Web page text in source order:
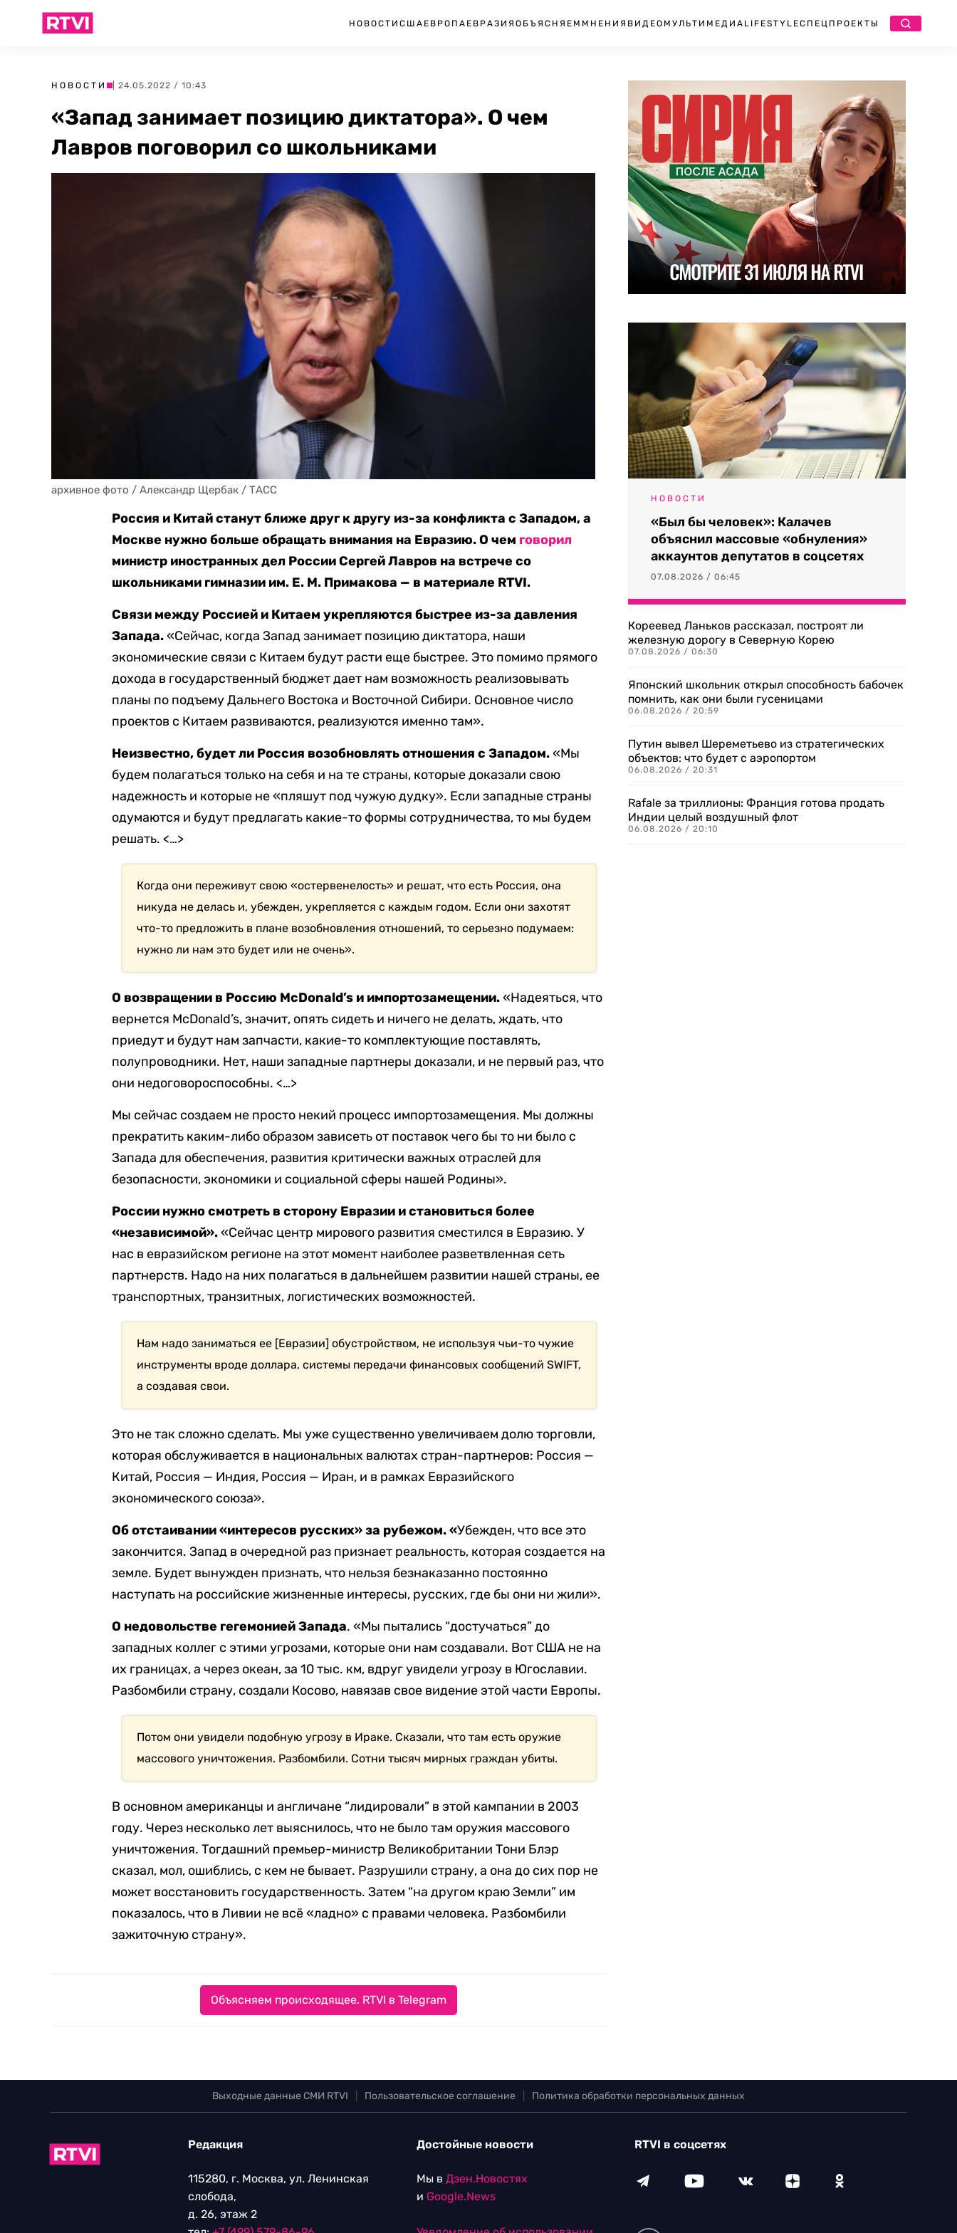
НОВОСТИ США ЕВРОПА ЕВРАЗИЯ ОБЪЯСНЯЕМ МНЕНИЯ ВИДЕО МУЛЬТИМЕДИА LIFESTYLEСПЕЦПРОЕКТЫ
НОВОСТИ | 24.05.2022 / 10:43
«Запад занимает позицию диктатора». О чем
Лавров поговорил со школьниками
архивное фото / Александр Щербак / ТАСС
Россия и Китай станут ближе друг к другу из-за конфликта с Западом, а
Москве нужно больше обращать внимания на Евразию. О чем говорил
министр иностранных дел России Сергей Лавров на встрече со
школьниками гимназии им. Е. М. Примакова — в материале RTVI.
Связи между Россией и Китаем укрепляются быстрее из-за давления
Запада.«Сейчас, когда Запад занимает позицию диктатора, наши
экономические связи с Китаем будут расти еще быстрее. Это помимо прямого
дохода в государственный бюджет дает нам возможность реализовывать
планы по подъему Дальнего Востока и Восточной Сибири. Основное число
проектов с Китаем развиваются, реализуются именно там».
Неизвестно, будет ли Россия возобновлять отношения с Западом.«Мы
будем полагаться только на себя и на те страны, которые доказали свою
надежность и которые не «пляшут под чужую дудку». Если западные страны
одумаются и будут предлагать какие-то формы сотрудничества, то мы будем
решать. <…>
Когда они переживут свою «остервенелость» и решат, что есть Россия, она
никуда не делась и, убежден, укрепляется с каждым годом. Если они захотят
что-то предложить в плане возобновления отношений, то серьезно подумаем:
нужно ли нам это будет или не очень».
О возвращении в Россию McDonald’s и импортозамещении.«Надеяться, что
вернется McDonald’s, значит, опять сидеть и ничего не делать, ждать, что
приедут и будут нам запчасти, какие-то комплектующие поставлять,
полупроводники. Нет, наши западные партнеры доказали, и не первый раз, что
они недоговороспособны. <…>
Мы сейчас создаем не просто некий процесс импортозамещения. Мы должны
прекратить каким-либо образом зависеть от поставок чего бы то ни было с
Запада для обеспечения, развития критически важных отраслей для
безопасности, экономики и социальной сферы нашей Родины».
России нужно смотреть в сторону Евразии и становиться более
«независимой».«Сейчас центр мирового развития сместился в Евразию. У
нас в евразийском регионе на этот момент наиболее разветвленная сеть
партнерств. Надо на них полагаться в дальнейшем развитии нашей страны, ее
транспортных, транзитных, логистических возможностей.
Нам надо заниматься ее [Евразии] обустройством, не используя чьи-то чужие
инструменты вроде доллара, системы передачи финансовых сообщений SWIFT,
а создавая свои.
Это не так сложно сделать. Мы уже существенно увеличиваем долю торговли,
которая обслуживается в национальных валютах стран-партнеров: Россия —
Китай, Россия — Индия, Россия — Иран, и в рамках Евразийского
экономического союза».
Об отстаивании «интересов русских» за рубежом. «Убежден, что все это
закончится. Запад в очередной раз признает реальность, которая создается на
земле. Будет вынужден признать, что нельзя безнаказанно постоянно
наступать на российские жизненные интересы, русских, где бы они ни жили».
О недовольстве гегемонией Запада. «Мы пытались “достучаться” до
западных коллег с этими угрозами, которые они нам создавали. Вот США не на
их границах, а через океан, за 10 тыс. км, вдруг увидели угрозу в Югославии.
Разбомбили страну, создали Косово, навязав свое видение этой части Европы.
Потом они увидели подобную угрозу в Ираке. Сказали, что там есть оружие
массового уничтожения. Разбомбили. Сотни тысяч мирных граждан убиты.
В основном американцы и англичане “лидировали” в этой кампании в 2003
году. Через несколько лет выяснилось, что не было там оружия массового
уничтожения. Тогдашний премьер-министр Великобритании Тони Блэр
сказал, мол, ошиблись, с кем не бывает. Разрушили страну, а она до сих пор не
может восстановить государственность. Затем “на другом краю Земли” им
показалось, что в Ливии не всё «ладно» с правами человека. Разбомбили
зажиточную страну».
Объясняем происходящее. RTVI в Telegram
НОВОСТИ
«Был бы человек»: Калачев
объяснил массовые «обнуления»
аккаунтов депутатов в соцсетях
07.08.2026 / 06:45
Кореевед Ланьков рассказал, построят ли
железную дорогу в Северную Корею
07.08.2026 / 06:30
Японский школьник открыл способность бабочек
помнить, как они были гусеницами
06.08.2026 / 20:59
Путин вывел Шереметьево из стратегических
объектов: что будет с аэропортом
06.08.2026 / 20:31
Rafale за триллионы: Франция готова продать
Индии целый воздушный флот
06.08.2026 / 20:10
Выходные данные СМИ RTVI Пользовательское соглашение Политика обработки персональных данных
Редакция
115280, г. Москва, ул. Ленинская
слобода,
д. 26, этаж 2
Достойные новости
Мы в Дзен.Новостях
и Google.News
RTVI в соцсетях